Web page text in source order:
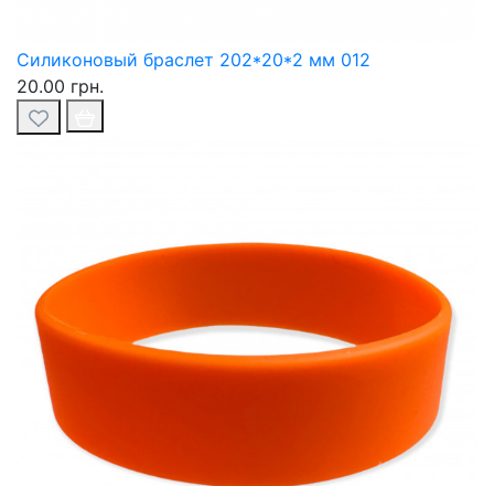
Силиконовый браслет 202*20*2 мм 012
20.00 грн.